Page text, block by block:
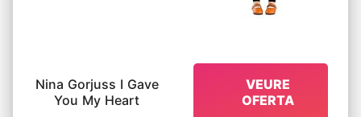
Nina Gorjuss I Gave
You My Heart
VEURE
OFERTA